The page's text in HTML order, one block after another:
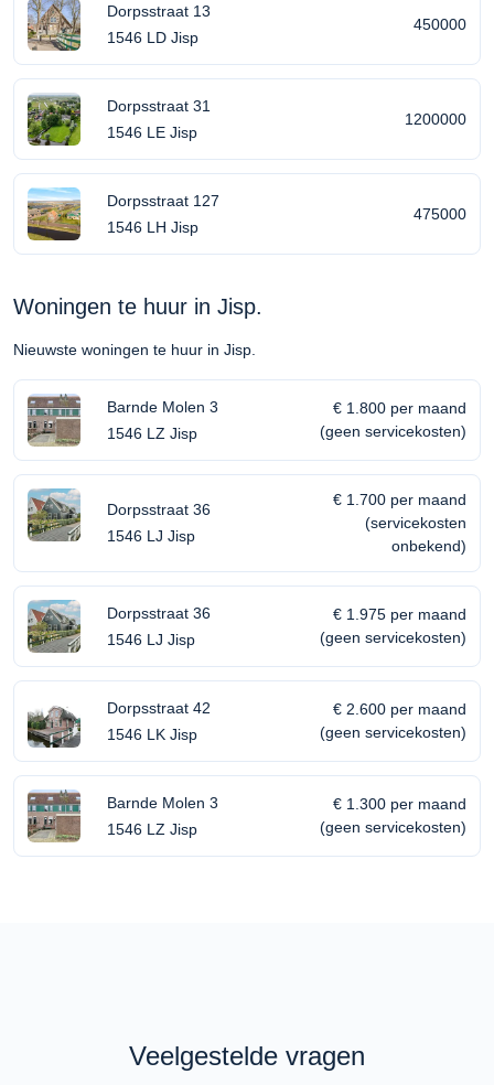
Dorpsstraat 13
1546 LD Jisp
450000
Dorpsstraat 31
1546 LE Jisp
1200000
Dorpsstraat 127
1546 LH Jisp
475000
Woningen te huur in Jisp.
Nieuwste woningen te huur in Jisp.
Barnde Molen 3
1546 LZ Jisp
€ 1.800 per maand
(geen servicekosten)
Dorpsstraat 36
1546 LJ Jisp
€ 1.700 per maand
(servicekosten
onbekend)
Dorpsstraat 36
1546 LJ Jisp
€ 1.975 per maand
(geen servicekosten)
Dorpsstraat 42
1546 LK Jisp
€ 2.600 per maand
(geen servicekosten)
Barnde Molen 3
1546 LZ Jisp
€ 1.300 per maand
(geen servicekosten)
Veelgestelde vragen